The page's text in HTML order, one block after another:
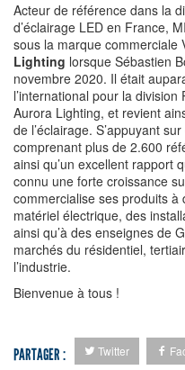
Acteur de référence dans la
d’éclairage LED en France,
sous la marque commerciale
Lighting lorsque Sébastien
novembre 2020. Il était
l’international pour la
Aurora Lighting, et revient
de l’éclairage. S’appuyant
comprenant plus de 2.600
ainsi qu’un excellent rapport
connu une forte croissance
commercialise ses produits
matériel électrique, des
ainsi qu’à des enseignes de
marchés du résidentiel,
l’industrie.
Bienvenue à tous !
PARTAGER : Twitter